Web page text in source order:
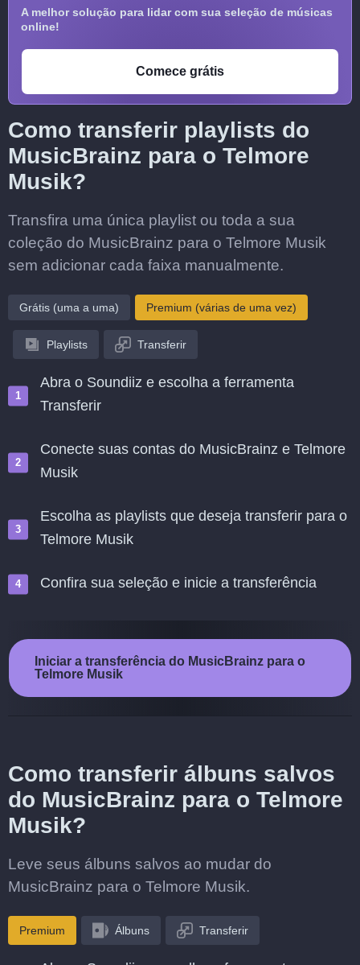
A melhor solução para lidar com sua seleção de músicas
online!
Comece grátis
Como transferir playlists do
MusicBrainz para o Telmore
Musik?
Transfira uma única playlist ou toda a sua
coleção do MusicBrainz para o Telmore Musik
sem adicionar cada faixa manualmente.
Grátis (uma a uma) Premium (várias de uma vez)
Playlists Transferir
Abra o Soundiiz e escolha a ferramenta
Transferir
Conecte suas contas do MusicBrainz e Telmore
Musik
Escolha as playlists que deseja transferir para o
Telmore Musik
Confira sua seleção e inicie a transferência
Iniciar a transferência do MusicBrainz para o
Telmore Musik
Como transferir álbuns salvos
do MusicBrainz para o Telmore
Musik?
Leve seus álbuns salvos ao mudar do
MusicBrainz para o Telmore Musik.
Premium Álbuns Transferir